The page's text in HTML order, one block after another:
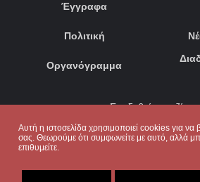
Αυτή η ιστοσελίδα χρησιμοποιεί cookies για να
σας. Θεωρούμε ότι συμφωνείτε με αυτό, αλλά
επιθυμείτε.
Έγγραφα
Πολιτική
Οργανόγραμμα
Συνδεθείτε μαζί